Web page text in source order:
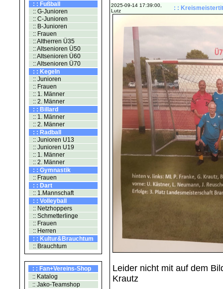
: : Fußball
:: G-Junioren
:: C-Junioren
:: B-Junioren
:: Frauen
:: Altherren Ü35
:: Altsenioren Ü50
:: Altsenioren Ü60
:: Altsenioren Ü70
: : Kegeln
:: Junioren
:: Frauen
:: 1. Männer
:: 2. Männer
: : Billard
:: 1. Männer
:: 2. Männer
: : Radball
:: Junioren U13
:: Junioren U19
:: 1. Männer
:: 2. Männer
: : Gymnastik
:: Frauen
: : Dart
:: 1.Mannschaft
: : Volleyball
:: Netzhoppers
:: Schmetterlinge
:: Frauen
:: Herren
: : Kultur&Brauchtum
:: Brauchtum
: : Fan+Vereins-Shop
:: Katalog
:: Jako-Teamshop
2025-09-14 17:39:00,
Lutz
: :
Leider nicht mit auf dem
Krautz